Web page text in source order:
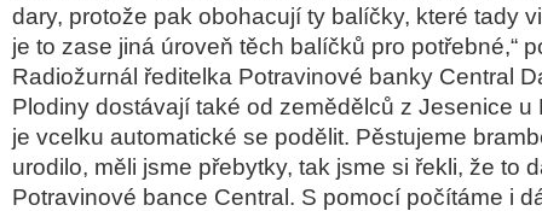
dary, protože pak obohacují ty balíčky, které tady
je to zase jiná úroveň těch balíčků pro potřebné,“
Radiožurnál ředitelka Potravinové banky Central
Plodiny dostávají také od zemědělců z Jesenice u
je vcelku automatické se podělit. Pěstujeme
urodilo, měli jsme přebytky, tak jsme si řekli, že to
Potravinové bance Central. S pomocí počítáme i